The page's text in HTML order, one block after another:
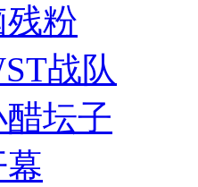
残粉
战队
坛子